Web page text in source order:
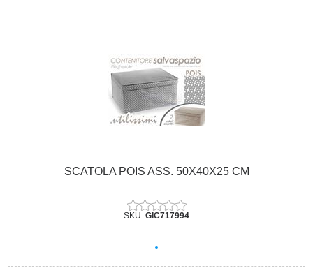
SCATOLA POIS ASS. 50X40X25 CM
SKU: GIC717994